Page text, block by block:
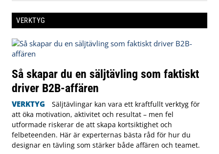
VERKTYG
Så skapar du en säljtävling som faktiskt
driver B2B-affären
VERKTYG
Säljtävlingar kan vara ett kraftfullt verktyg för
att öka motivation, aktivitet och resultat – men fel
utformade riskerar de att skapa kortsiktighet och
felbeteenden. Här är experternas bästa råd för hur du
designar en tävling som stärker både affären och teamet.